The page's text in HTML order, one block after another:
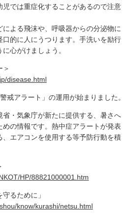
児では重症化することがあるので注意
よる飛沫や、呼吸器からの分泌物に
的に人にうつります。手洗いを励行
心がけましょう。
＞
disease.html
戒アラート」の運用が始まりました。
・気象庁が新たに提供する、暑さへ
の情報です。熱中症アラートが発表
、エアコンを使用する等予防行動を積
HP/88821000001.htm
るために」
know/kurashi/netsu.html